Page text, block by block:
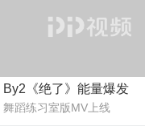
By2《绝了》能量爆发
舞蹈练习室版MV上线